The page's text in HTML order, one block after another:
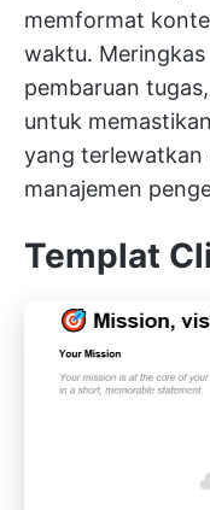
memformat
waktu. Meringkas
pembaruan
untuk
yang terlewatkan
manajemen
Templat